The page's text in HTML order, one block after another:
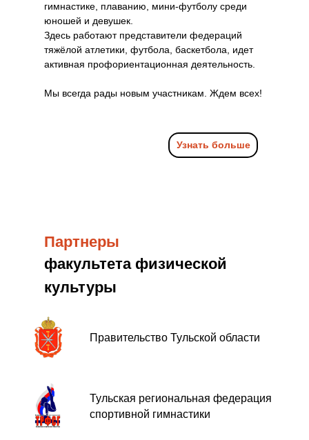
гимнастике, плаванию, мини-футболу среди
юношей и девушек.
Здесь работают представители федераций
тяжёлой атлетики, футбола, баскетбола, идет
активная профориентационная деятельность.
Мы всегда рады новым участникам. Ждем всех!
Узнать больше
Партнеры
факультета физической
культуры
Правительство Тульской области
Тульская региональная федерация
спортивной гимнастики